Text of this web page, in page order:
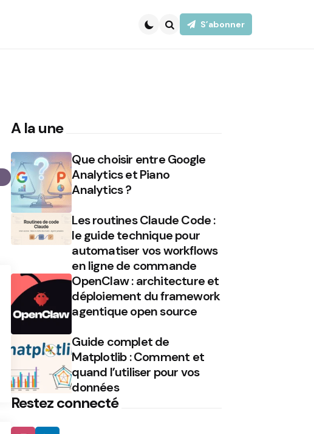
Search
S’abonner
A la une
Que choisir entre Google
Analytics et Piano
Analytics ?
Les routines Claude Code :
le guide technique pour
automatiser vos workflows
en ligne de commande
OpenClaw : architecture et
déploiement du framework
agentique open source
Guide complet de
Matplotlib : Comment et
quand l’utiliser pour vos
données
Restez connecté